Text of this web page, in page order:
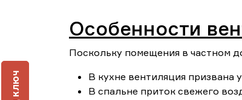
Особенности
Поскольку помещения в частном
В кухне вентиляция призвана
В спальне приток свежего